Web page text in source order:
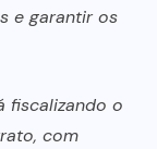
e garantir os
fiscalizando o
com